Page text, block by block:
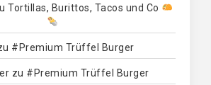
Tortillas, Burittos, Tacos und Co
#Premium Trüffel Burger
zu #Premium Trüffel Burger